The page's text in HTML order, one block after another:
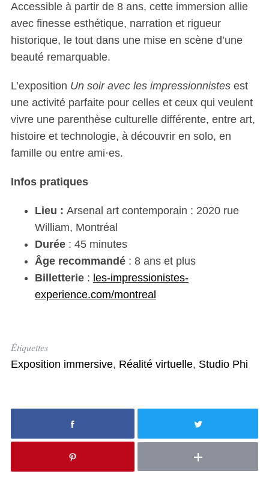
Accessible à partir de 8 ans, cette immersion allie
avec finesse esthétique, narration et rigueur
historique, le tout dans une mise en scène d’une
beauté remarquable.
L’exposition Un soir avec les impressionnistesest
une activité parfaite pour celles et ceux qui veulent
vivre une parenthèse culturelle différente, entre art,
histoire et technologie, à découvrir en solo, en
famille ou entre ami·es.
Infos pratiques
Lieu : Arsenal art contemporain : 2020 rue
William, Montréal
Durée : 45 minutes
Âge recommandé : 8 ans et plus
Billetterie : les-impressionistes-
experience.com/montreal
Étiquettes
Exposition immersive, Réalité virtuelle, Studio Phi